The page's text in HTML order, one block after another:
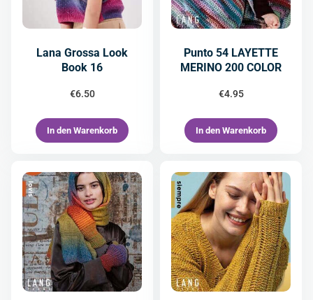
Lana Grossa Look
Book 16
€6.50
In den Warenkorb
Punto 54 LAYETTE
MERINO 200 COLOR
€4.95
In den Warenkorb